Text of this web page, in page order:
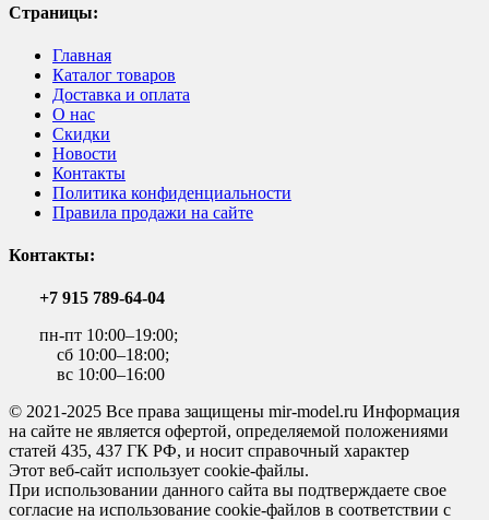
Страницы:
Главная
Каталог товаров
Доставка и оплата
О нас
Скидки
Новости
Контакты
Политика конфиденциальности
Правила продажи на сайте
Контакты:
+7 915 789-64-04
пн-пт 10:00–19:00;
сб 10:00–18:00;
вс 10:00–16:00
© 2021-2025 Все права защищены mir-model.ru Информация
на сайте не является офертой, определяемой положениями
статей 435, 437 ГК РФ, и носит справочный характер
Этот веб-сайт использует cookie-файлы.
При использовании данного сайта вы подтверждаете свое
согласие на использование cookie-файлов в соответствии с